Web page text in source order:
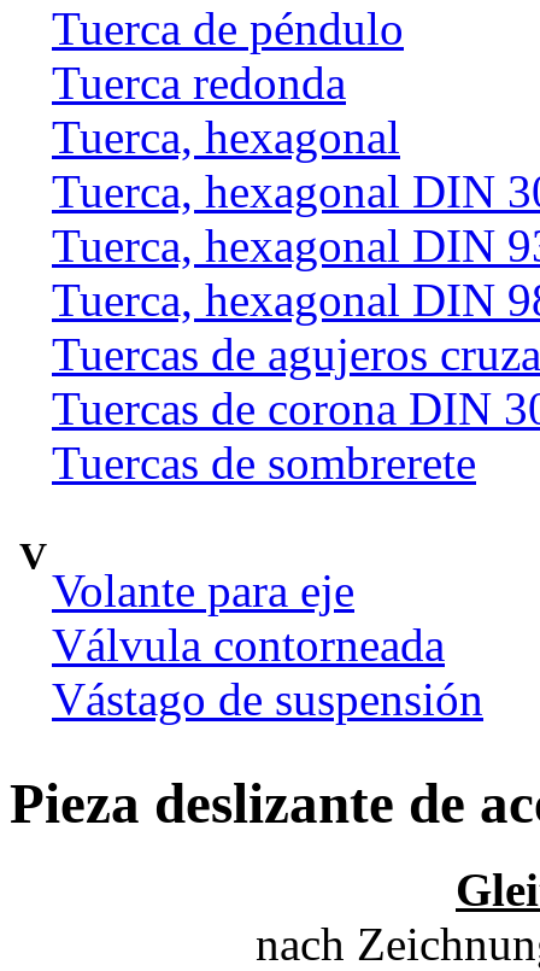
Tuerca de péndulo
Tuerca redonda
Tuerca, hexagonal
Tuerca, hexagonal DIN
Tuerca, hexagonal DIN
Tuerca, hexagonal DIN
Tuercas de agujeros
Tuercas de corona DIN
Tuercas de sombrerete
V
Volante para eje
Válvula contorneada
Vástago de suspensión
Pieza deslizante de
nach